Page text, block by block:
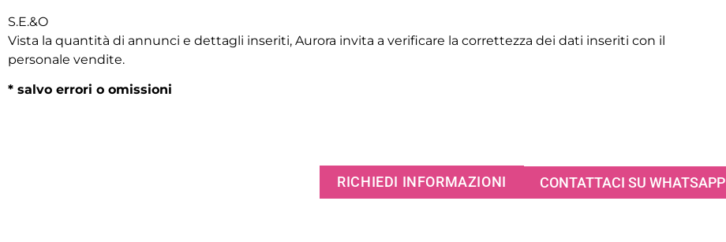
S.E.&O
Vista la quantità di annunci e dettagli inseriti, Aurora invita a verificare la correttezza dei dati inseriti con il
personale vendite.
* salvo errori o omissioni
RICHIEDI INFORMAZIONI CONTATTACI SU WHATSAPP